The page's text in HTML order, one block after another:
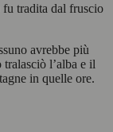
tradita dal fruscio
avrebbe più
l’alba e il
in quelle ore.